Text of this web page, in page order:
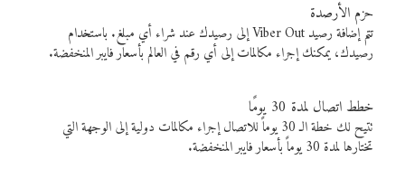
حزم الأرصدة
تتم إضافة رصيد Viber Out إلى رصيدك عند شراء أي مبلغ. باستخدام
رصيدك، يمكنك إجراء مكالمات إلى أي رقم في العالم بأسعار فايبر المنخفضة.
خطط اتصال لمدة 30 يومًا
تتيح لك خطة الـ 30 يوماً للاتصال إجراء مكالمات دولية إلى الوجهة التي
تختارها لمدة 30 يوماً بأسعار فايبر المنخفضة.